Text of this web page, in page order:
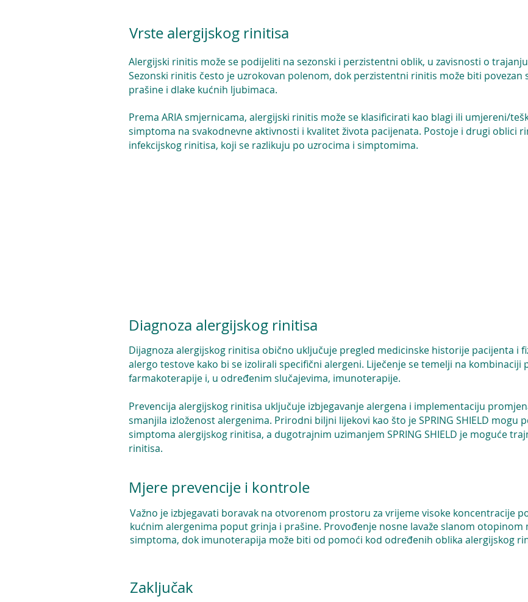
Vrste alergijskog rinitisa
Alergijski rinitis može se podijeliti na sezonski i perzistentni oblik, u zavisnosti o
Sezonski rinitis često je uzrokovan polenom, dok perzistentni rinitis može biti
prašine i dlake kućnih ljubimaca.
Prema ARIA smjernicama, alergijski rinitis može se klasificirati kao blagi ili umjereni/
simptoma na svakodnevne aktivnosti i kvalitet života pacijenata. Postoje i drugi oblici
infekcijskog rinitisa, koji se razlikuju po uzrocima i simptomima.
Diagnoza alergijskog rinitisa
Dijagnoza alergijskog rinitisa obično uključuje pregled medicinske historije pacijenta i
alergo testove kako bi se izolirali specifični alergeni. Liječenje se temelji na kombinaciji
farmakoterapije i, u određenim slučajevima, imunoterapije.
Prevencija alergijskog rinitisa uključuje izbjegavanje alergena i implementaciju
smanjila izloženost alergenima. Prirodni biljni lijekovi kao što jeSPRING SHIELD mogu
simptoma alergijskog rinitisa, a dugotrajnim uzimanjem SPRING SHIELD je moguće
rinitisa.
Mjere prevencije i kontrole
Važno je izbjegavati boravak na otvorenom prostoru za vrijeme visoke koncentracije
kućnim alergenima poput grinja i prašine. Provođenje nosne lavaže slanom otopinom
simptoma, dok imunoterapija može biti od pomoći kod određenih oblika alergijskog
Zaključak